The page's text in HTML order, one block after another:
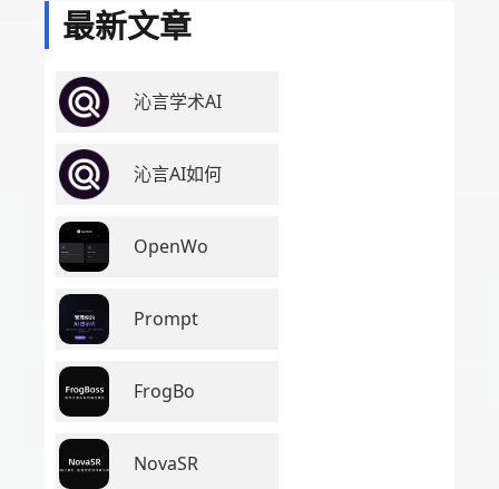
最新文章
沁言学术AI
沁言AI如何
OpenWo
Prompt
FrogBo
NovaSR